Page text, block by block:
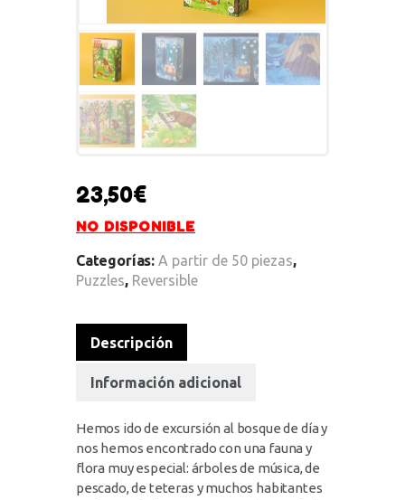
23,50€
NO DISPONIBLE
Categorías: A partir de 50 piezas,
Puzzles, Reversible
Descripción
Información adicional
Hemos ido de excursión al bosque de día y
nos hemos encontrado con una fauna y
flora muy especial: árboles de música, de
pescado, de teteras y muchos habitantes